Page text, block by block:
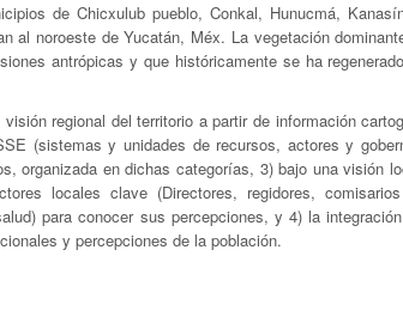
de Chicxulub pueblo, Conkal, Hunucmá,
al noroeste de Yucatán, Méx. La vegetación
antrópicas y que históricamente se ha
regional del territorio a partir de información
(sistemas y unidades de recursos, actores y
organizada en dichas categorías, 3) bajo una visión
locales clave (Directores, regidores,
para conocer sus percepciones, y 4) la
y percepciones de la población.